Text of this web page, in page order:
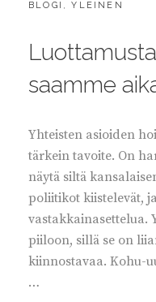
CATEGORIES:
BLOGI ,YLEINEN
saamme
Yhteisten asioiden
tärkein tavoite. On
näytä siltä
poliitikot kiistelevät,
vastakkainasettelua.
piiloon, sillä se on
kiinnostavaa. Kohu-
…